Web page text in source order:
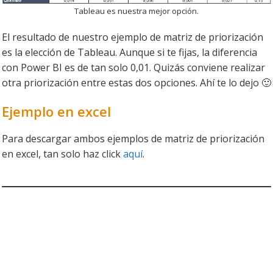
Tableau es nuestra mejor opción.
El resultado de nuestro ejemplo de matriz de priorización
es la elección de Tableau. Aunque si te fijas, la diferencia
con Power BI es de tan solo 0,01. Quizás conviene realizar
otra priorización entre estas dos opciones. Ahí te lo dejo 🙂
Ejemplo en excel
Para descargar ambos ejemplos de matriz de priorización
en excel, tan solo haz clickaquí.